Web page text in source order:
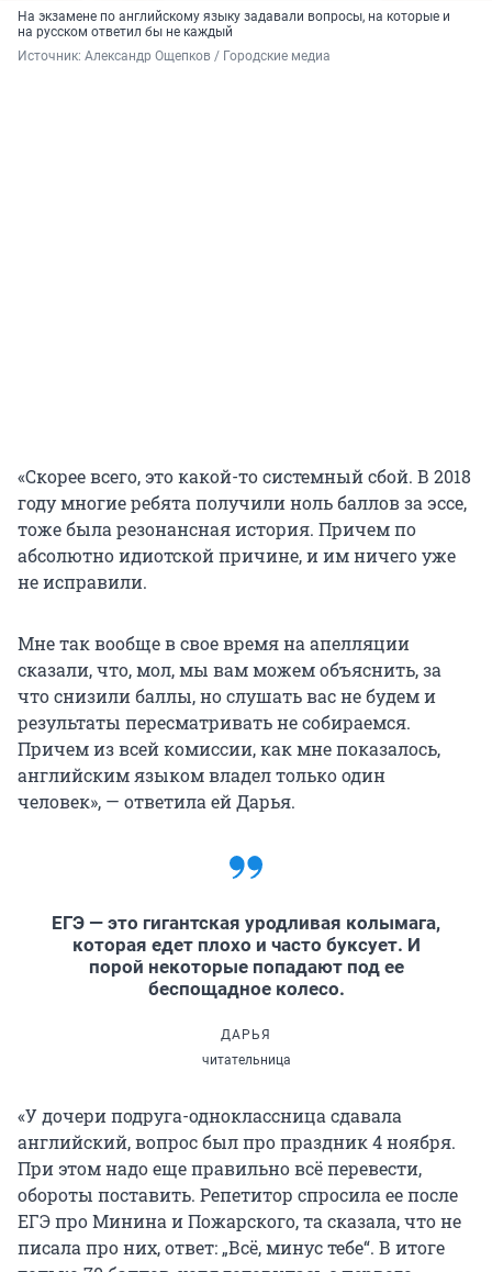
На экзамене по английскому языку задавали вопросы, на которые и
на русском ответил бы не каждый
Источник: Александр Ощепков / Городские медиа
«Скорее всего, это какой-то системный сбой. В 2018
году многие ребята получили ноль баллов за эссе,
тоже была резонансная история. Причем по
абсолютно идиотской причине, и им ничего уже
не исправили.
Мне так вообще в свое время на апелляции
сказали, что, мол, мы вам можем объяснить, за
что снизили баллы, но слушать вас не будем и
результаты пересматривать не собираемся.
Причем из всей комиссии, как мне показалось,
английским языком владел только один
человек», — ответила ей Дарья.
ЕГЭ — это гигантская уродливая колымага,
которая едет плохо и часто буксует. И
порой некоторые попадают под ее
беспощадное колесо.
ДАРЬЯ
читательница
«У дочери подруга-одноклассница сдавала
английский, вопрос был про праздник 4 ноября.
При этом надо еще правильно всё перевести,
обороты поставить. Репетитор спросила ее после
ЕГЭ про Минина и Пожарского, та сказала, что не
писала про них, ответ: „Всё, минус тебе“. В итоге